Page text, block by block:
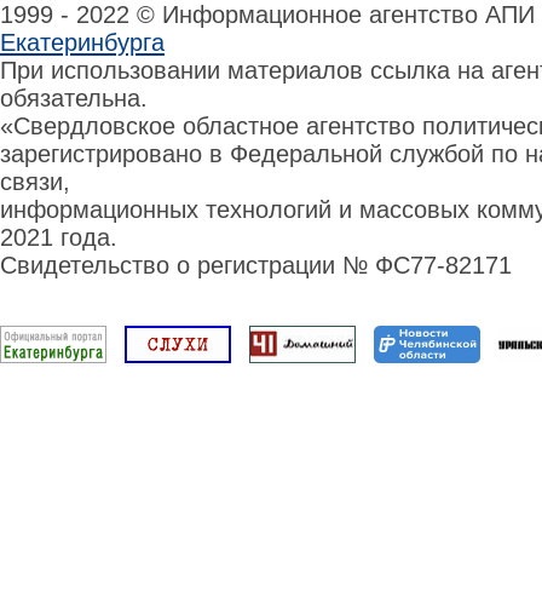
1999 - 2022 © Информационное агентство
Екатеринбурга
При использовании материалов ссылка на
обязательна.
«Свердловское областное агентство
зарегистрировано в Федеральной службой по
связи,
информационных технологий и массовых
2021 года.
Свидетельство о регистрации № ФС77-82171